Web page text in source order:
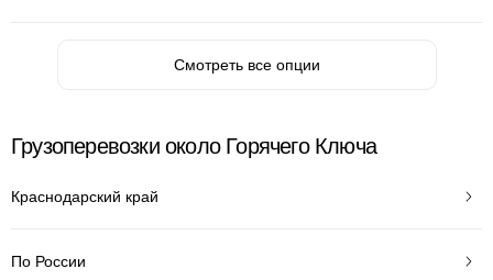
Смотреть все опции
Грузоперевозки около Горячего Ключа
Краснодарский край
По России